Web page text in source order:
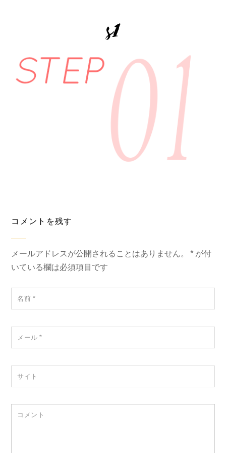
s1
コメントを残す
メールアドレスが公開されることはありません。 * が付
いている欄は必須項目です
名前 *
メール*
サイト
コメント